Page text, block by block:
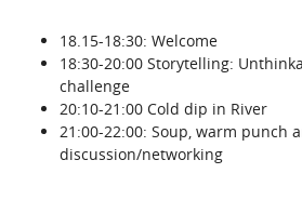
18.15-18:30: Welcome
18:30-20:00 Storytelling:
challenge
20:10-21:00 Cold dip in River
21:00-22:00: Soup, warm punch
discussion/networking